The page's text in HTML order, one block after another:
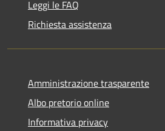
Leggi le FAQ
Richiesta assistenza
Amministrazione trasparente
Albo pretorio online
Informativa privacy